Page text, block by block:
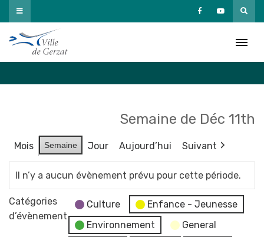
Passer
au
contenu
Semaine de Déc 11th
Mois Semaine Jour Aujourd’hui Suivant
Il n’y a aucun évènement prévu pour cette période.
Catégories
d’évènement
Culture
Enfance - Jeunesse
Environnement
General